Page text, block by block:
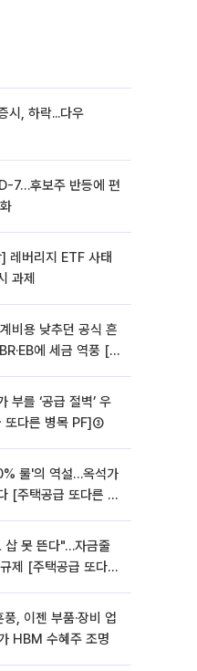
7…후보주 반등에 편
레버리지 ETF 사태
과제
비용 낮추던 공식 흔
에 세금 역풍 [기
부를 ‘공급 절벽’ 우
또다른 병목 PF]③
룰'의 역설…옥석가
[주택공급 또다른 병
삽 못 뜬다"…자금줄
제 [주택공급 또다른
, 이젠 부품·장비 업
HBM 수혜주 조명